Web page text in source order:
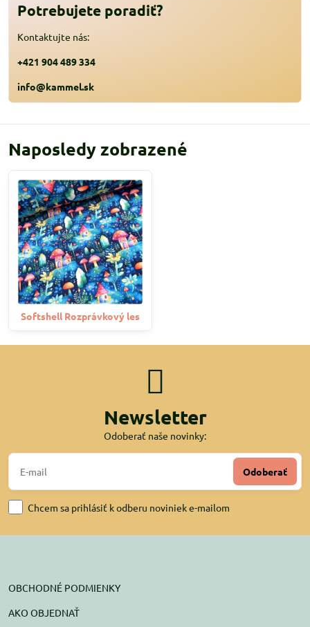
Potrebujete poradiť?
Kontaktujte nás:
+421 904 489 334
info@kammel.sk
Naposledy zobrazené
Softshell Rozprávkový les
Newsletter
Odoberať naše novinky:
Odoberať
Chcem sa prihlásiť k odberu noviniek e-mailom
OBCHODNÉ PODMIENKY
AKO OBJEDNAŤ